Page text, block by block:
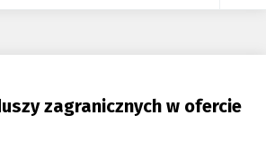
zagranicznych w ofercie